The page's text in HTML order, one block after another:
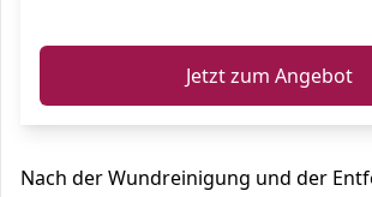
Jetzt zum Angebot
Nach der Wundreinigung und der